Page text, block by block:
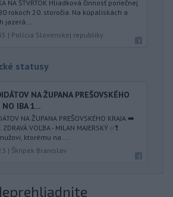
NA ŠTVRTOK Hliadková činnosť poriečnej
rokoch 20. storočia. Na kúpaliskách a
jazerá...
| Polícia Slovenskej republiky
statusy
NA ŽUPANA PREŠOVSKÉHO
IBA 1️...
NA ŽUPANA PREŠOVSKÉHO KRAJA ➡️
VOĽBA - MILAN MAJERSKÝ ✅️❗️
ktorému na ...
| Škripek Branislav